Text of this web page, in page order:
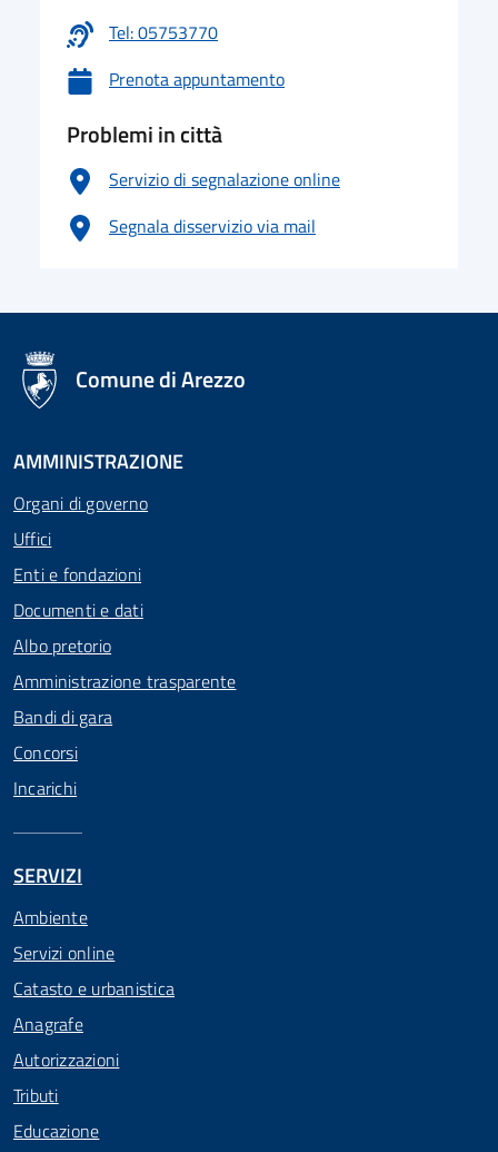
Tel: 05753770
Prenota appuntamento
Problemi in città
Servizio di segnalazione online
Segnala disservizio via mail
logo Unione Europea
Comune di Arezzo
AMMINISTRAZIONE
Organi di governo
Uffici
Enti e fondazioni
Documenti e dati
Albo pretorio
Amministrazione trasparente
Bandi di gara
Concorsi
Incarichi
SERVIZI
Ambiente
Servizi online
Catasto e urbanistica
Anagrafe
Autorizzazioni
Tributi
Educazione